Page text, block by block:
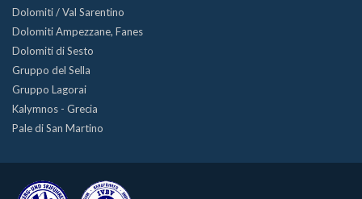
Dolomiti / Val Sarentino
Dolomiti Ampezzane, Fanes
Dolomiti di Sesto
Gruppo del Sella
Gruppo Lagorai
Kalymnos - Grecia
Pale di San Martino